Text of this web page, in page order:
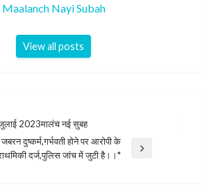
Maalanch Nayi Subah
View all posts
2023मालंच नई सुबह
दुष्कर्म,गर्भवती होने पर आरोपी के
दर्ज,पुलिस जांच में जुटी है।।*